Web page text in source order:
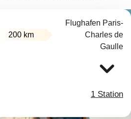
200 km
Flughafen Paris-
Charles de
Gaulle
1 Station